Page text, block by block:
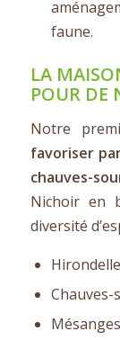
faune.
LA
POUR DE
Notre
favoriser
chauves-
Nichoir en
diversité
Chauves-